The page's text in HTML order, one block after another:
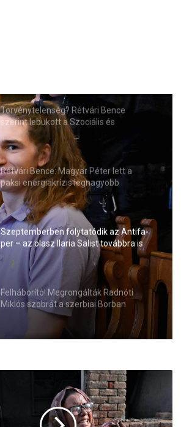
Törvénytelenség? Rétvári Bence
szerint lebukott a Szociális és
Családügyi Minisztérium
Rétvári Bence: Magyar Péter lett a
paksi energiakrízis legnagyobb
rémhírterjesztője (VIDEÓ)
Szeptemberben folytatódik az Antifa-
per – az olasz Ilaria Salist továbbra is
mentelmi jog védi
Felháborító! Megrongálták Radnóti
Miklós szobrát a szerbiai Borban